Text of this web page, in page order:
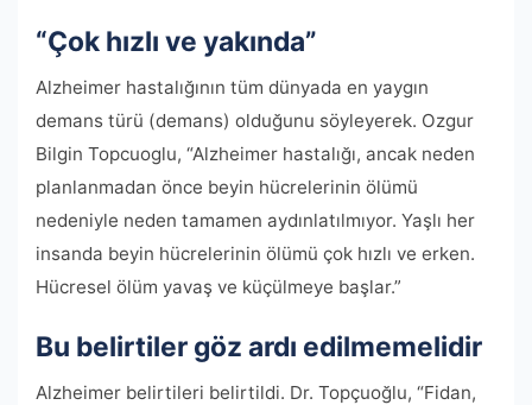
“Çok hızlı ve yakında”
Alzheimer hastalığının tüm dünyada en yaygın
demans türü (demans) olduğunu söyleyerek. Ozgur
Bilgin Topcuoglu, “Alzheimer hastalığı, ancak neden
planlanmadan önce beyin hücrelerinin ölümü
nedeniyle neden tamamen aydınlatılmıyor. Yaşlı her
insanda beyin hücrelerinin ölümü çok hızlı ve erken.
Hücresel ölüm yavaş ve küçülmeye başlar.”
Bu belirtiler göz ardı edilmemelidir
Alzheimer belirtileri belirtildi. Dr. Topçuoğlu, “Fidan,